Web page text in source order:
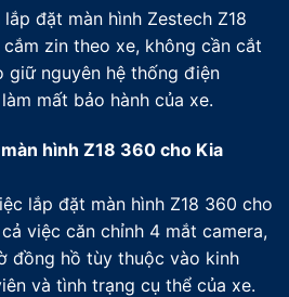
đặt màn hình Zestech Z18
zin theo xe, không cần cắt
giữ nguyên hệ thống điện
mất bảo hành của xe.
hình Z18 360 cho Kia
lắp đặt màn hình Z18 360 cho
việc căn chỉnh 4 mắt camera,
đồng hồ tùy thuộc vào kinh
và tình trạng cụ thể của xe.